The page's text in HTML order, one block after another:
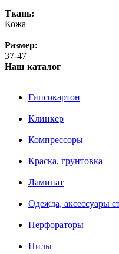
Ткань:
Кожа
Размер:
37-47
Наш каталог
Гипсокартон
Клинкер
Компрессоры
Краска, грунтовка
Ламинат
Одежда, аксессуары
Перфораторы
Пилы